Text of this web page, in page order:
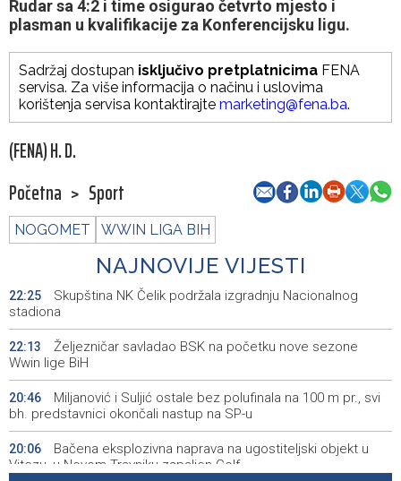
Rudar sa 4:2 i time osigurao četvrto mjesto i
plasman u kvalifikacije za Konferencijsku ligu.
Sadržaj dostupan isključivo pretplatnicima FENA
servisa. Za više informacija o načinu i uslovima
korištenja servisa kontaktirajte marketing@fena.ba.
(FENA) H. D.
Početna > Sport
NOGOMET WWIN LIGA BIH
NAJNOVIJE VIJESTI
22:25
Skupština NK Čelik podržala izgradnju Nacionalnog
stadiona
22:13
Željezničar savladao BSK na početku nove sezone
Wwin lige BiH
20:46
Miljanović i Suljić ostale bez polufinala na 100 m pr., svi
bh. predstavnici okončali nastup na SP-u
20:06
Bačena eksplozivna naprava na ugostiteljski objekt u
Vitezu, u Novom Travniku zapaljen Golf